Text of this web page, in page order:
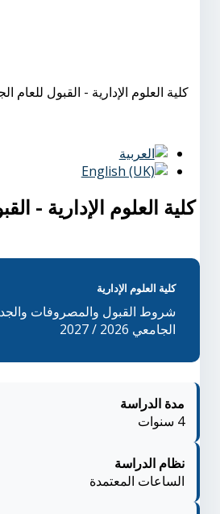
كلية العلوم الإدارية - القبول للعام الجامعي
كلية العلوم الإدارية -
كلية العلوم الإدارية
شروط القبول والمصروفات
الجامعي 2026 / 2027
مدة الدراسة
4 سنوات
نظام الدراسة
الساعات المعتمدة